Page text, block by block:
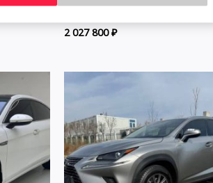
2WD 2022 | Синий | Арт.
2 027 800₽